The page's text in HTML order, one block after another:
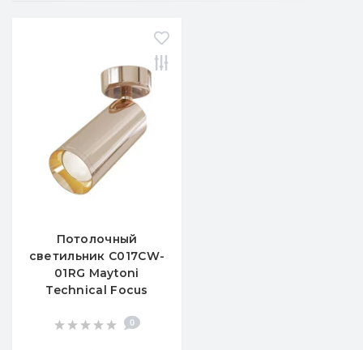
Потолочный
светильник C017CW-
01RG Maytoni
Technical Focus
0